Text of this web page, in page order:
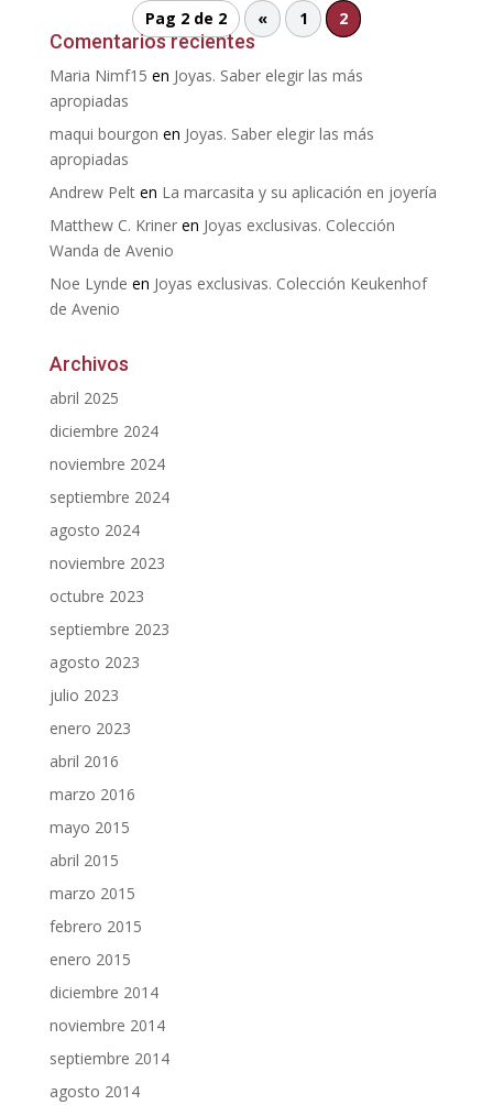
Pag 2 de 2 « 1 2
Comentarios recientes
Maria Nimf15 en Joyas. Saber elegir las más
apropiadas
maqui bourgon en Joyas. Saber elegir las más
apropiadas
Andrew Pelten La marcasita y su aplicación en joyería
Matthew C. Krineren Joyas exclusivas. Colección
Wanda de Avenio
Noe Lynde en Joyas exclusivas. Colección Keukenhof
de Avenio
Archivos
abril 2025
diciembre 2024
noviembre 2024
septiembre 2024
agosto 2024
noviembre 2023
octubre 2023
septiembre 2023
agosto 2023
julio 2023
enero 2023
abril 2016
marzo 2016
mayo 2015
abril 2015
marzo 2015
febrero 2015
enero 2015
diciembre 2014
noviembre 2014
septiembre 2014
agosto 2014